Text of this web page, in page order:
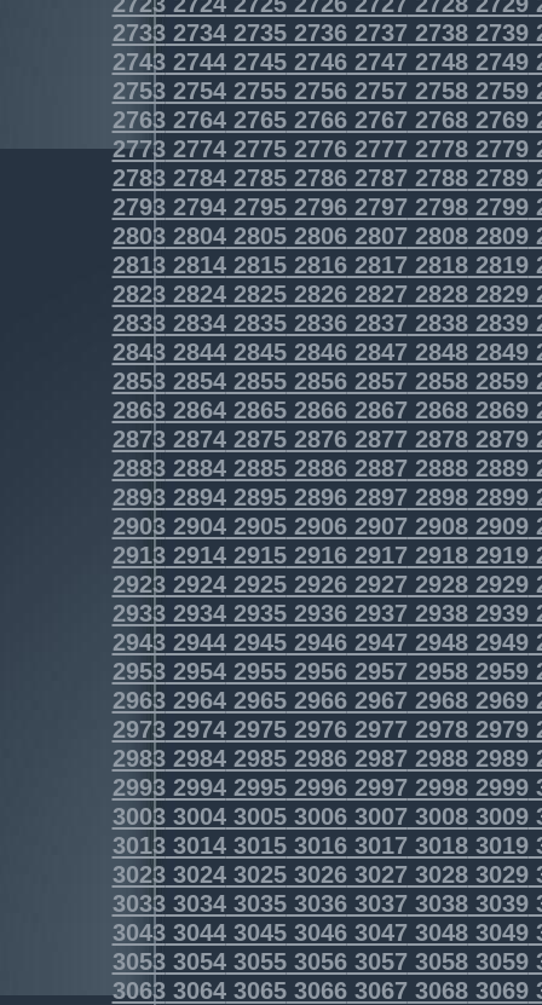
2733273427352736273727382739
2743274427452746274727482749
2753275427552756275727582759
2763276427652766276727682769
2773277427752776277727782779
2783278427852786278727882789
2793279427952796279727982799
2803280428052806280728082809
2813281428152816281728182819
2823282428252826282728282829
2833283428352836283728382839
2843284428452846284728482849
2853285428552856285728582859
2863286428652866286728682869
2873287428752876287728782879
2883288428852886288728882889
2893289428952896289728982899
2903290429052906290729082909
2913291429152916291729182919
2923292429252926292729282929
2933293429352936293729382939
2943294429452946294729482949
2953295429552956295729582959
2963296429652966296729682969
2973297429752976297729782979
2983298429852986298729882989
2993299429952996299729982999
3003300430053006300730083009
3013301430153016301730183019
3023302430253026302730283029
3033303430353036303730383039
3043304430453046304730483049
3053305430553056305730583059
3063306430653066306730683069